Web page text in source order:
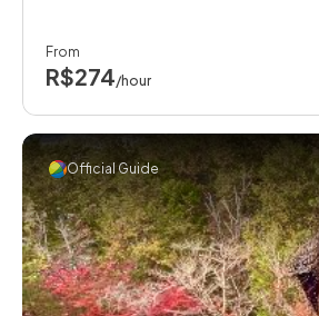
From
R$274/hour
Official Guide